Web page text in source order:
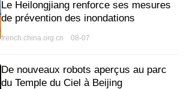
Le Heilongjiang renforce ses mesures
de prévention des inondations
french.china.org.cn 08-07
De nouveaux robots aperçus au parc
du Temple du Ciel à Beijing